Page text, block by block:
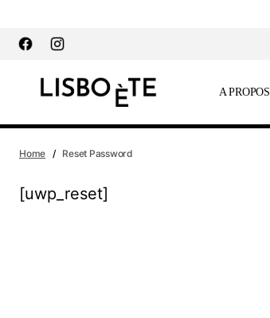
A PROPOS
Home Reset Password
[uwp_reset]